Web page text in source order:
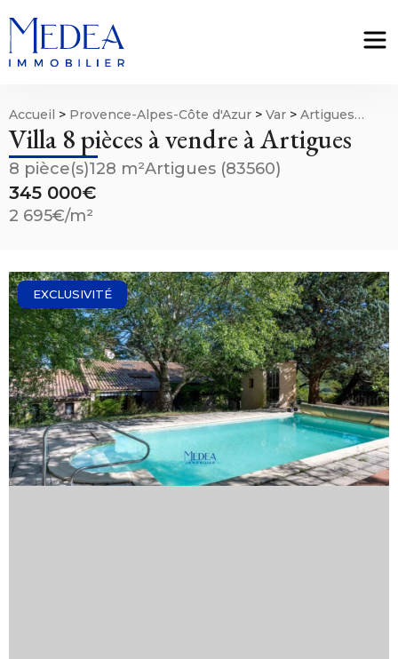
Accueil > Provence-Alpes-Côte d'Azur > Var > Artigues
(83560)
> Villa 8 pièces à vendre à Artigues
Villa 8 pièces à vendre à Artigues
8 pièce(s)128 m²Artigues (83560)
345 000€
2 695€/m²
EXCLUSIVITÉ